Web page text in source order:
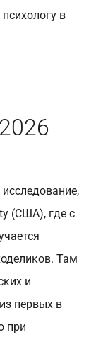
в
(США), где с
Там
и
первых в
при